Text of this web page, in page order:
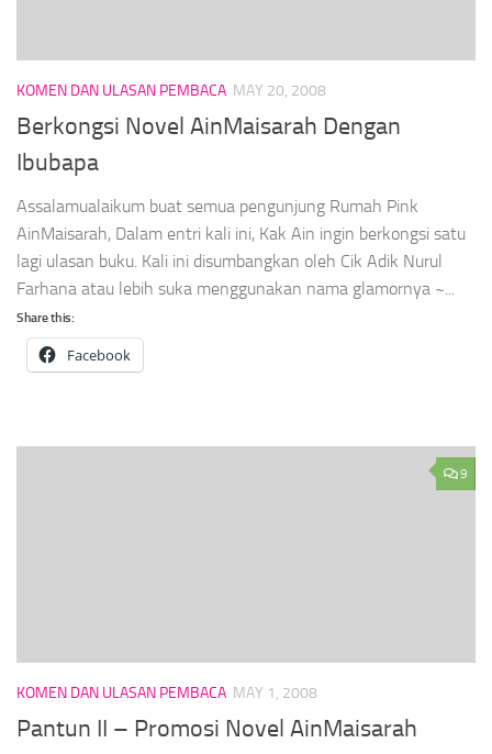
KOMEN DAN ULASAN PEMBACA MAY 20, 2008
Berkongsi Novel AinMaisarah Dengan
Ibubapa
Assalamualaikum buat semua pengunjung Rumah Pink
AinMaisarah, Dalam entri kali ini, Kak Ain ingin berkongsi satu
lagi ulasan buku. Kali ini disumbangkan oleh Cik Adik Nurul
Farhana atau lebih suka menggunakan nama glamornya ~...
Share this:
Facebook
9
KOMEN DAN ULASAN PEMBACA MAY 1, 2008
Pantun II – Promosi Novel AinMaisarah